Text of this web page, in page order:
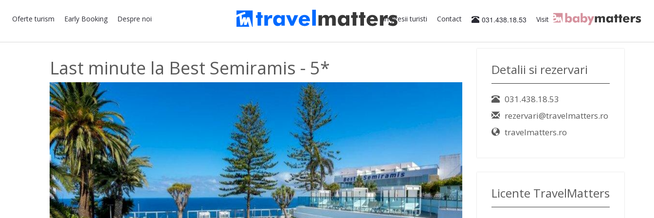
Oferte turism Early Booking Despre noi Impresii turisti Contact 031.438.18.53 Visit
Last minute la Best Semiramis - 5* Detalii si rezervari
031.438.18.53
rezervari@travelmatters.ro
travelmatters.ro
Licente TravelMatters